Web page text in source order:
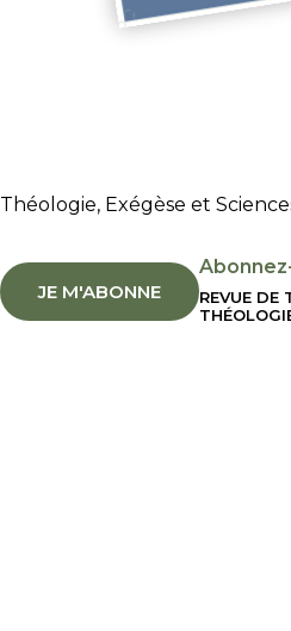
Théologie, Exégèse et
JE M'ABONNE
REVUE DE